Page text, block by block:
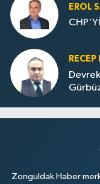
EROL
Zonguldak Haber